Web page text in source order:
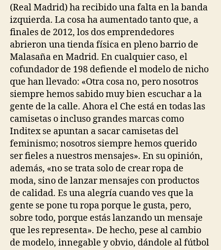
(Real Madrid) ha recibido una falta en la banda
izquierda. La cosa ha aumentado tanto que, a
finales de 2012, los dos emprendedores
abrieron una tienda física en pleno barrio de
Malasaña en Madrid. En cualquier caso, el
cofundador de 198 defiende el modelo de nicho
que han llevado: «Otra cosa no, pero nosotros
siempre hemos sabido muy bien escuchar a la
gente de la calle. Ahora el Che está en todas las
camisetas o incluso grandes marcas como
Inditex se apuntan a sacar camisetas del
feminismo; nosotros siempre hemos querido
ser fieles a nuestros mensajes». En su opinión,
además, «no se trata solo de crear ropa de
moda, sino de lanzar mensajes con productos
de calidad. Es una alegría cuando ves que la
gente se pone tu ropa porque le gusta, pero,
sobre todo, porque estás lanzando un mensaje
que les representa». De hecho, pese al cambio
de modelo, innegable y obvio, dándole al fútbol